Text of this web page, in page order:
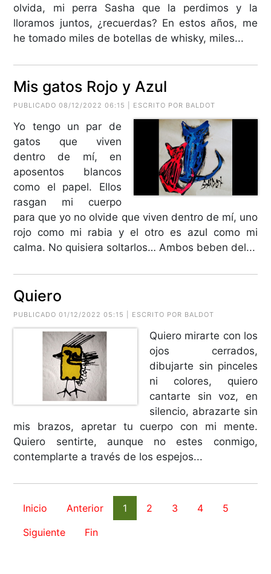
olvida, mi perra Sasha que la perdimos y la
lloramos juntos, ¿recuerdas? En estos años, me
he tomado miles de botellas de whisky, miles...
Mis gatos Rojo y Azul
PUBLICADO 08/12/2022 06:15 | ESCRITO POR BALDOT
Yo tengo un par de
gatos que viven
dentro de mí, en
aposentos blancos
como el papel. Ellos
rasgan mi cuerpo
para que yo no olvide que viven dentro de mí, uno
rojo como mi rabia y el otro es azul como mi
calma. No quisiera soltarlos… Ambos beben del...
Quiero
PUBLICADO 01/12/2022 05:15 | ESCRITO POR BALDOT
Quiero mirarte con los
ojos cerrados,
dibujarte sin pinceles
ni colores, quiero
cantarte sin voz, en
silencio, abrazarte sin
mis brazos, apretar tu cuerpo con mi mente.
Quiero sentirte, aunque no estes conmigo,
contemplarte a través de los espejos...
Inicio Anterior 1 2 3 4
5
Siguiente
Fin